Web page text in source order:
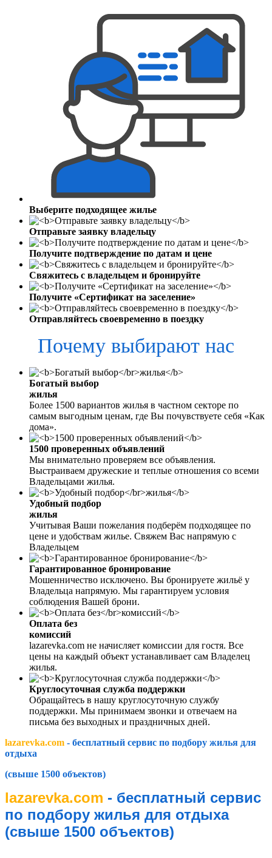
Выберите подходящее жилье
Отправьте заявку владельцу
Получите подтверждение по датам и цене
Свяжитесь с владельцем и бронируйте
Получите «Сертификат на заселение»
Отправляйтесь своевременно в поездку
Почему выбирают нас
Богатый выбор
жилья
Более 1500 вариантов жилья в частном секторе по
самым выгодным ценам, где Вы почувствуете себя «Как
дома».
1500 проверенных объявлений
Мы внимательно проверяем все объявления.
Выстраиваем дружеские и теплые отношения со всеми
Владельцами жилья.
Удобный подбор
жилья
Учитывая Ваши пожелания подберём подходящее по
цене и удобствам жилье. Свяжем Вас напрямую с
Владельцем
Гарантированное бронирование
Мошенничество исключено. Вы бронируете жильё у
Владельца напрямую. Мы гарантируем условия
соблюдения Вашей брони.
Оплата без
комиссий
lazarevka.com не начисляет комиссии для гостя. Все
цены на каждый объект устанавливает сам Владелец
жилья.
Круглосуточная служба поддержки
Обращайтесь в нашу круглосуточную службу
поддержки. Мы принимаем звонки и отвечаем на
письма без выходных и праздничных дней.
lazarevka.com - бесплатный сервис по подбору жилья для
отдыха
(свыше 1500 объектов)
lazarevka.com - бесплатный сервис
по подбору жилья для отдыха
(свыше 1500 объектов)